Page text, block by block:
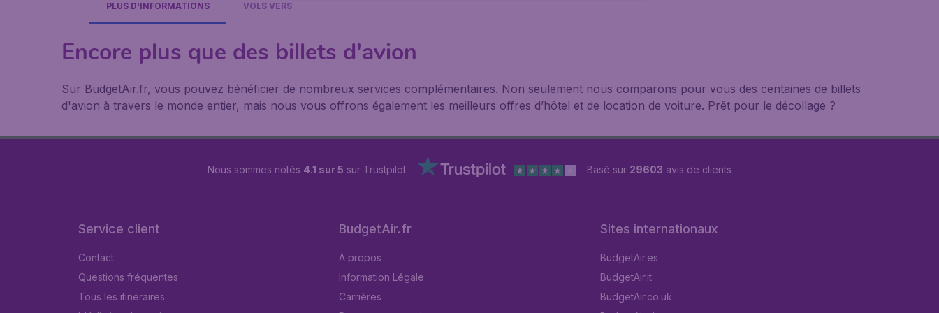
PLUS D'INFORMATIONS VOLS VERS
Encore plus que des billets d'avion
Sur BudgetAir.fr, vous pouvez bénéficier de nombreux services complémentaires. Non seulement nous comparons pour vous des centaines de billets
d'avion à travers le monde entier, mais nous vous offrons également les meilleurs offres d’hôtel et de location de voiture. Prêt pour le décollage ?
Nous sommes notés 4.1 sur 5 sur Trustpilot Basé sur 29603 avis de clients
Service client
Contact
Questions fréquentes
Tous les itinéraires
BudgetAir.fr
À propos
Information Légale
Carrières
Sites internationaux
BudgetAir.es
BudgetAir.it
BudgetAir.co.uk